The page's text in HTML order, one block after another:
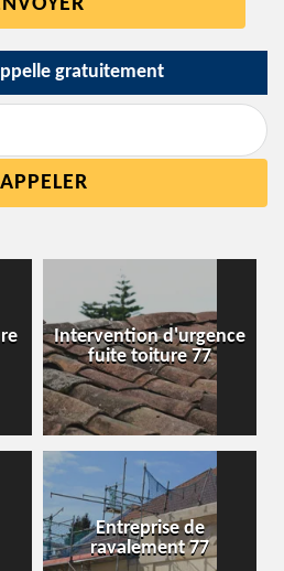
gratuitement
Intervention d'urgence
fuite toiture 77
Entreprise de
ravalement 77